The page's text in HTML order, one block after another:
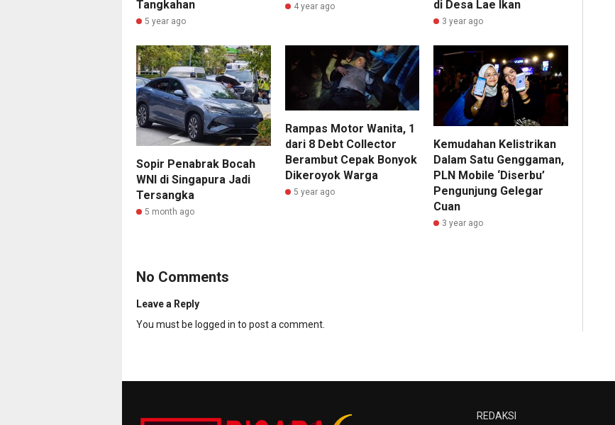
Tangkahan
5 year ago
4 year ago
di Desa Lae Ikan
3 year ago
Sopir Penabrak Bocah
WNI di Singapura Jadi
Tersangka
5 month ago
Rampas Motor Wanita, 1
dari 8 Debt Collector
Berambut Cepak Bonyok
Dikeroyok Warga
5 year ago
Kemudahan Kelistrikan
Dalam Satu Genggaman,
PLN Mobile ‘Diserbu’
Pengunjung Gelegar
Cuan
3 year ago
No Comments
Leave a Reply
You must be logged in to post a comment.
REDAKSI